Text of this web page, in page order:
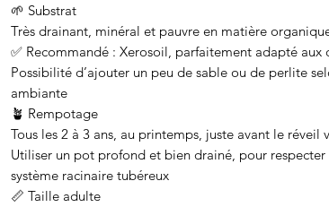
🌱 Substrat
Très drainant, minéral et pauvre en matière
✅ Recommandé : Xerosoil, parfaitement adapté aux
Possibilité d’ajouter un peu de sable ou de perlite
ambiante
🪴 Rempotage
Tous les 2 à 3 ans, au printemps, juste avant le réveil
Utiliser un pot profond et bien drainé, pour
système racinaire tubéreux
📏 Taille adulte